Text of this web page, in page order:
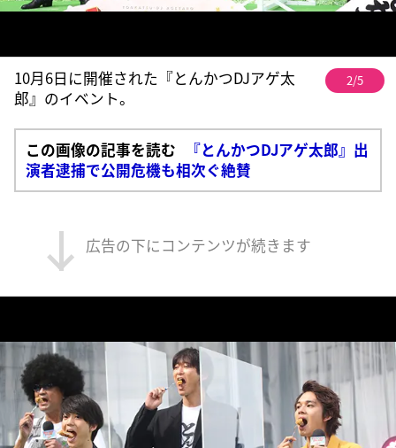
10月6日に開催された『とんかつDJアゲ太
郎』のイベント。
2/5
この画像の記事を読む
『とんかつDJアゲ太郎』出
演者逮捕で公開危機も相次ぐ絶賛
広告の下にコンテンツが続きます